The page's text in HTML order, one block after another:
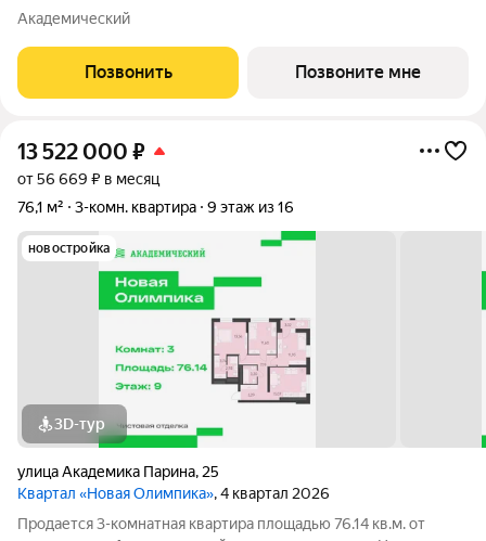
Олимпика». Срок сдачи дома в 2027 году. Дома отличает
расположение - Преображенский парк под окнами. Если вы
мечтали жить, наслаждаясь чистым
Академический
Позвонить Позвоните мне
13 522 000 ₽
от 56 669 ₽ в месяц
76,1 м²
3-комн. квартира 9 этаж из 16
новостройка
3D-тур
улица Академика Парина, 25
Квартал «Новая Олимпика», 4 квартал 2026
Продается 3-комнатная квартира площадью 76.14 кв.м. от